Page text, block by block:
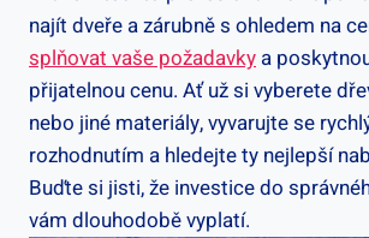
najít dveře a zárubně s ohledem na
splňovat vaše požadavky a
přijatelnou cenu. Ať už si vyberete
nebo jiné materiály, vyvarujte se
rozhodnutím a hledejte ty nejlepší
Buďte si jisti, že investice do
vám dlouhodobě vyplatí.